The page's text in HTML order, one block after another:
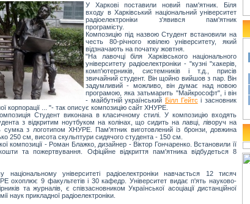
У Харкові поставили новий пам'ятник. Біля
входу в Харківський національний університет
радіоелектроніки з'явився пам'ятник
програмісту.
Композицію під назвою Студент встановили на
честь 80-річного ювілею університету, який
відзначають на початку жовтня.
"На лавочці біля Харківського національного
університету радіоелектроніки - "кузні "хакерів,
комп'ютерників, системників і т.д., присів
звичайний студент. Він щойно вийшов з пар. Він
задумливий - можливо, він думає над новою
програмою, яка затьмарить "Майкрософт", і він
- майбутній український Білл Гейтс і засновник
корпорації ... "- так описує композицію сайт ХНУРЕ.
Студент виконана в класичному стилі. У композицію входять
з відкритим ноутбуком на колінах, що сидить на лавці, ліворуч на
сумка з логотипом ХНУРЕ. Пам'ятник виготовлений із бронзи, довжина
250 см, висота скульптури сидячого студента - 150 см.
композиції - Роман Блажко, дизайнер - Віктор Гончаренко. Встановили її
та пожертвування. Офіційне відкриття пам'ятника відбудеться 8
національному університеті радіоелектроніки навчається 12 тисяч
охоплює 9 факультетів і 30 кафедр. Університет видає п'ять науково-
та журналів, є співзасновником Української асоціації дистанційної
наук прикладної радіоелектроніки.